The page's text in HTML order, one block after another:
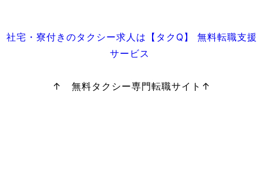
社宅・寮付きのタクシー求人は【タクQ】 無料転職支援
サービス
↑ 無料タクシー専門転職サイト↑